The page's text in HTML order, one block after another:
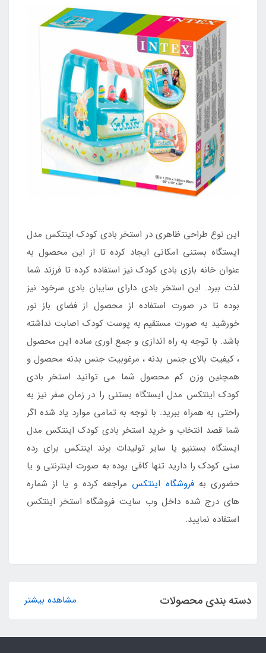
این نوع طراحی ظاهری در استخر بادی کودک اینتکس مدل
ایستگاه بستنی امکانی ایجاد کرده تا از این محصول به
عنوان خانه بازی بادی کودک نیز استفاده کرده تا فرزند شما
لذت ببرد. این استخر بادی دارای سایبان بادی سرخود نیز
بوده تا در صورت استفاده از محصول از فضای باز نور
خورشید به صورت مستقیم به پوست کودک اصابت نداشته
باشد. با توجه به راه اندازی و جمع اوری ساده این محصول
، کیفیت بالای جنس بدنه ، مرغوبیت جنس بدنه محصول و
همچنین وزن کم محصول شما می توانید استخر بادی
کودک اینتکس مدل ایستگاه بستنی را در زمان سفر نیز به
راحتی به همراه ببرید. با توجه به تمامی موارد یاد شده اگر
شما قصد انتخاب و خرید استخر بادی کودک اینتکس مدل
ایستگاه بستنیو یا سایر تولیدات برند اینتکس برای رده
سنی کودک را دارید تنها کافی بوده به صورت اینترنتی و یا
حضوری بهفروشگاه اینتکس مراجعه کرده و یا از شماره
های درج شده داخل وب سایت فروشگاه استخر اینتکس
استفاده نمایید.
دسته بندی محصولات مشاهده بیشتر